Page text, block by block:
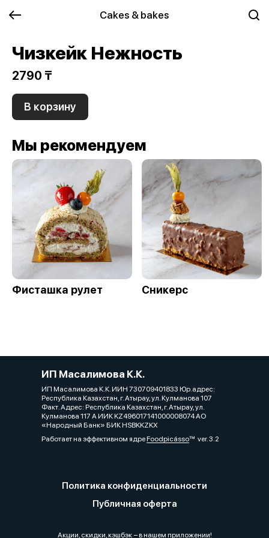
Cakes & bakes
Чизкейк Нежность
2790 ₸
В корзину
Мы рекомендуем
Фисташка рулет Сникерс
ИП Масалимова К.К.
ИП Масалимова К.К. ИИН 730709401833 Юр.адрес:
Республика Казахстан, г. Атырау, ул. Кулманова 107
Факт. Адрес: Республика Казахстан, г. Атырау, ул.
Кулманова 117 А ИИК KZ496017141000008074 АО
«Народный Банк» БИК HSBKKZKX
Работает на эффективном ядреFoodpicássover. 3.2
Политика конфиденциальности
Публичная оферта
Акции, скидки, кэшбэк − в нашем приложении!